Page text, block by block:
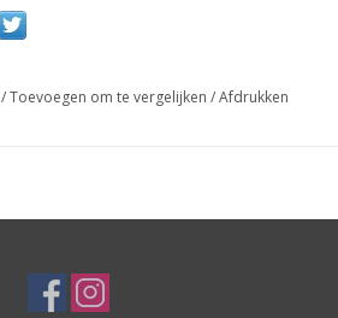
/Toevoegen om te vergelijken /Afdrukken